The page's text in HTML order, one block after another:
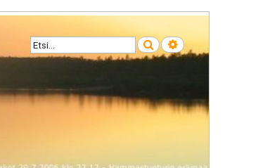
Etsi Tarkennettu haku